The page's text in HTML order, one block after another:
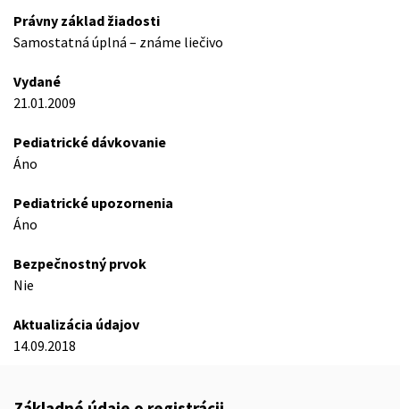
Právny základ žiadosti
Samostatná úplná – známe liečivo
Vydané
21.01.2009
Pediatrické dávkovanie
Áno
Pediatrické upozornenia
Áno
Bezpečnostný prvok
Nie
Aktualizácia údajov
14.09.2018